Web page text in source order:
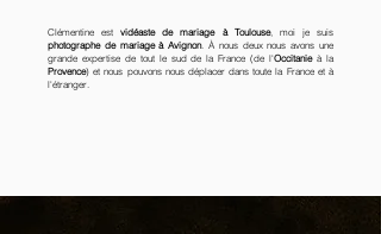
Clémentine estvidéaste de mariage à Toulouse, moi je suis
photographe de mariage à Avignon. À nous deux nous avons une
grande expertise de tout le sud de la France (de l'Occitanieà la
Provence) et nous pouvons nous déplacer dans toute la France et à
l'étranger.